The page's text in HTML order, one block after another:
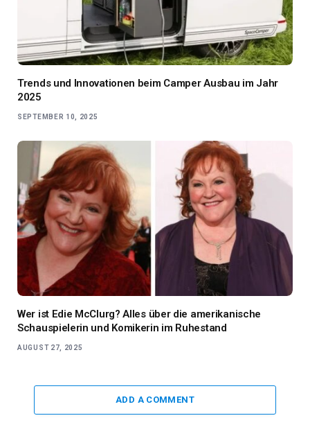
Trends und Innovationen beim Camper Ausbau im Jahr
2025
SEPTEMBER 10, 2025
Wer ist Edie McClurg? Alles über die amerikanische
Schauspielerin und Komikerin im Ruhestand
AUGUST 27, 2025
ADD A COMMENT